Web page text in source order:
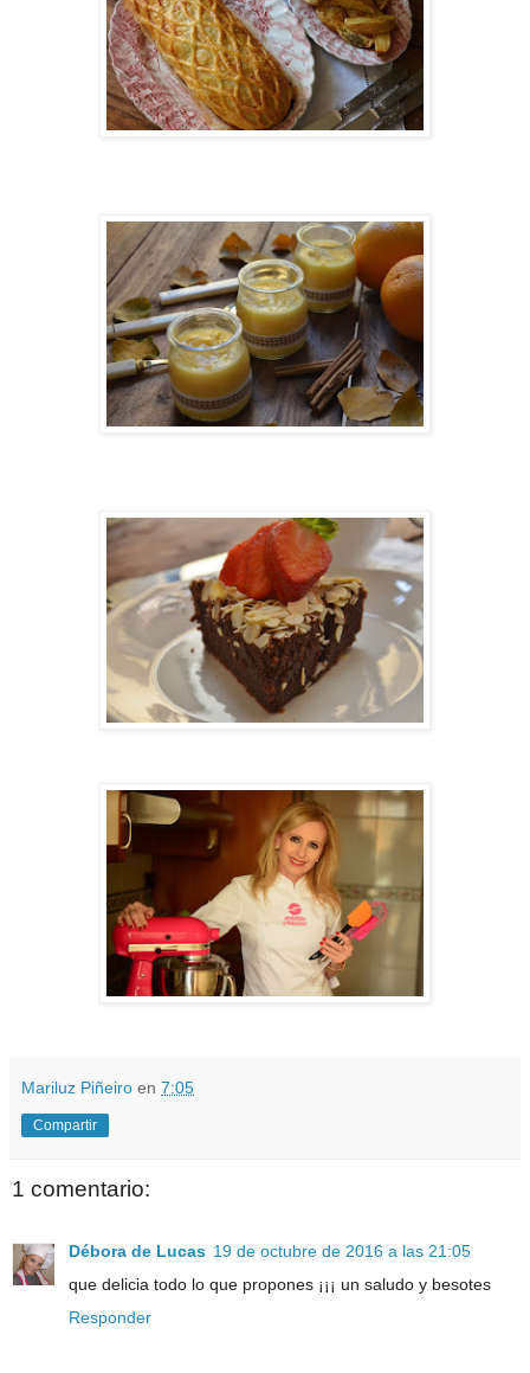
Mariluz Piñeiro en 7:05
Compartir
1 comentario:
Débora de Lucas 19 de octubre de 2016 a las 21:05
que delicia todo lo que propones ¡¡¡ un saludo y besotes
Responder